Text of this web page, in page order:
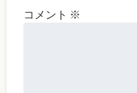
コメント ※